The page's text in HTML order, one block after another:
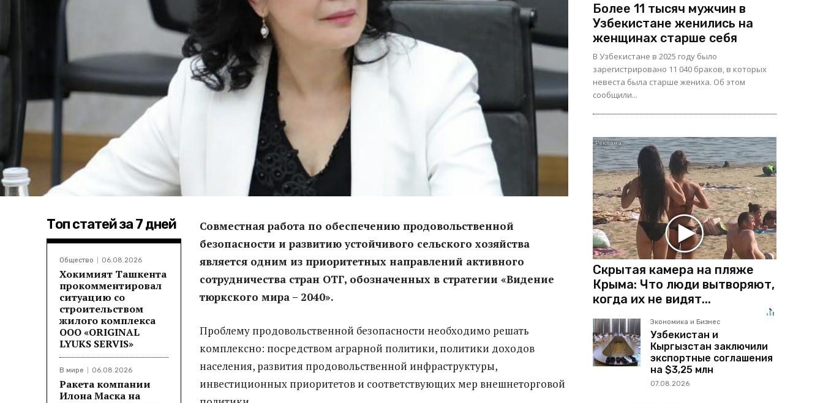
Топ статей за 7 дней
Общество 06.08.2026
Хокимият Ташкента
прокомментировал
ситуацию со
строительством
жилого комплекса
ООО «ORIGINAL
LYUKS SERVIS»
В мире 06.08.2026
Ракета компании
Илона Маска на
Совместная работа по обеспечению продовольственной
безопасности и развитию устойчивого сельского хозяйства
является одним из приоритетных направлений активного
сотрудничества стран ОТГ, обозначенных в стратегии «Видение
тюркского мира – 2040».
Проблему продовольственной безопасности необходимо решать
комплексно: посредством аграрной политики, политики доходов
населения, развития продовольственной инфраструктуры,
инвестиционных приоритетов и соответствующих мер внешнеторговой
Более 11 тысяч мужчин в
Узбекистане женились на
женщинах старше себя
В Узбекистане в 2025 году было
зарегистрировано 11 040 браков, в которых
невеста была старше жениха. Об этом
сообщили...
Скрытая камера на пляже
Крыма: Что люди вытворяют,
когда их не видят...
Экономика и Бизнес
Узбекистан и
Кыргызстан заключили
экспортные соглашения
на $3,25 млн
07.08.2026